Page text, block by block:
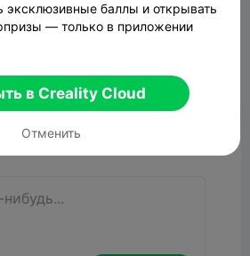
lure mold
4  1
эксклюзивные баллы и открывать
— только в приложении
в Creality Cloud
Отменить